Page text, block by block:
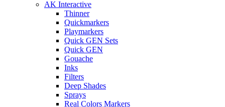
AK Interactive
Thinner
Quickmarkers
Playmarkers
Quick GEN Sets
Quick GEN
Gouache
Inks
Filters
Deep Shades
Sprays
Real Colors Markers